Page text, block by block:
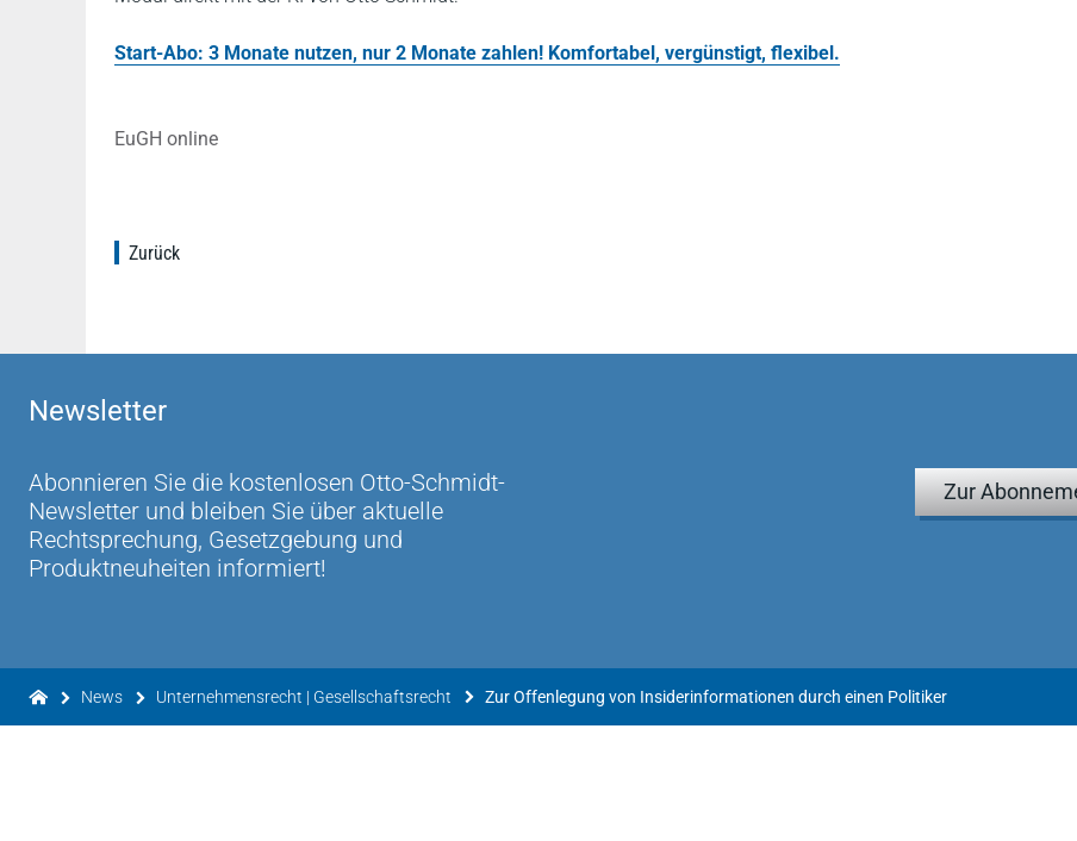
Start-Abo: 3 Monate nutzen, nur 2 Monate zahlen! Komfortabel, vergünstigt, flexibel.
EuGH online
Zurück
Newsletter
Abonnieren Sie die kostenlosen Otto-Schmidt-
Newsletter und bleiben Sie über aktuelle
Rechtsprechung, Gesetzgebung und
Produktneuheiten informiert!
Zur
News Unternehmensrecht | Gesellschaftsrecht Zur Offenlegung von Insiderinformationen durch einen Politiker